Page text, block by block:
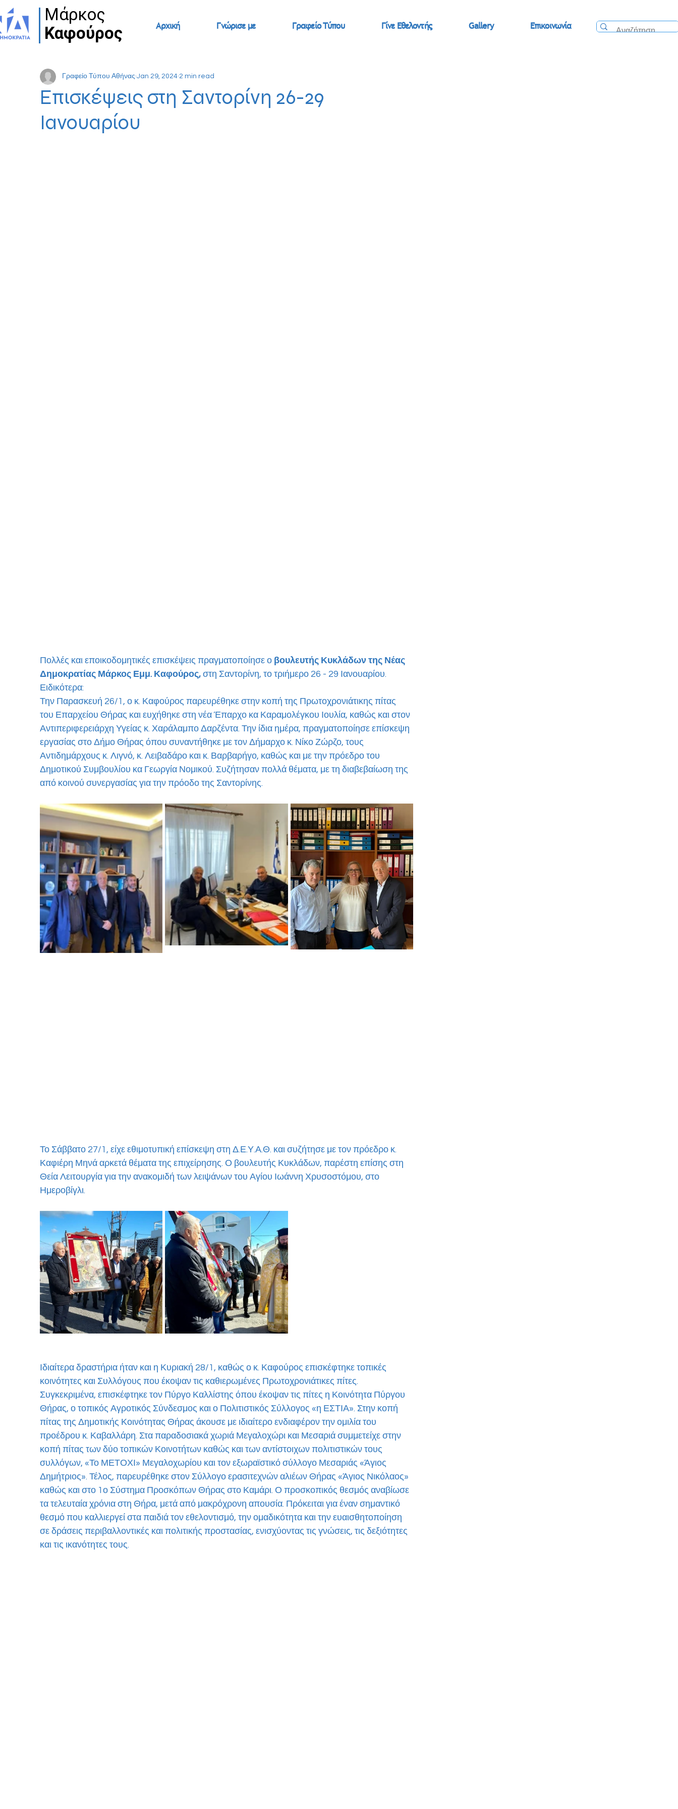
Μάρκος
Μάρκος
Καφούρος
Καφούρος Αρχική Γνώρισε με Γραφείο Τύπου Γίνε Εθελοντής Gallery Επικοινωνία
Επισκέψεις στη Σαντορίνη 26-29
Ιανουαρίου
Γραφείο Τύπου Αθήνας Jan 29, 2024 2 min read
Πολλές και εποικοδομητικές επισκέψεις πραγματοποίησε ο βουλευτής Κυκλάδων της Νέας
Δημοκρατίας Μάρκος Εμμ. Καφούρος, στη Σαντορίνη, το τριήμερο 26 - 29 Ιανουαρίου.
Ειδικότερα:
Την Παρασκευή 26/1, ο κ. Καφούρος παρευρέθηκε στην κοπή της Πρωτοχρονιάτικης πίτας
του Επαρχείου Θήρας και ευχήθηκε στη νέα Έπαρχο κα Καραμολέγκου Ιουλία, καθώς και στον
Αντιπεριφερειάρχη Υγείας κ. Χαράλαμπο Δαρζέντα. Την ίδια ημέρα, πραγματοποίησε επίσκεψη
εργασίας στο Δήμο Θήρας όπου συναντήθηκε με τον Δήμαρχο κ. Νίκο Ζώρζο, τους
Αντιδημάρχους κ. Λιγνό, κ. Λειβαδάρο και κ. Βαρβαρήγο, καθώς και με την πρόεδρο του
Δημοτικού Συμβουλίου κα Γεωργία Νομικού. Συζήτησαν πολλά θέματα, με τη διαβεβαίωση της
από κοινού συνεργασίας για την πρόοδο της Σαντορίνης.
Το Σάββατο 27/1, είχε εθιμοτυπική επίσκεψη στη Δ.Ε.Υ.Α.Θ. και συζήτησε με τον πρόεδρο κ.
Καφιέρη Μηνά αρκετά θέματα της επιχείρησης. Ο βουλευτής Κυκλάδων, παρέστη επίσης στη
Θεία Λειτουργία για την ανακομιδή των λειψάνων του Αγίου Ιωάννη Χρυσοστόμου, στο
Ημεροβίγλι.
Ιδιαίτερα δραστήρια ήταν και η Κυριακή 28/1, καθώς ο κ. Καφούρος επισκέφτηκε τοπικές
κοινότητες και Συλλόγους που έκοψαν τις καθιερωμένες Πρωτοχρονιάτικες πίτες.
Συγκεκριμένα, επισκέφτηκε τον Πύργο Καλλίστης όπου έκοψαν τις πίτες η Κοινότητα Πύργου
Θήρας, ο τοπικός Αγροτικός Σύνδεσμος και ο Πολιτιστικός Σύλλογος «η ΕΣΤΙΑ». Στην κοπή
πίτας της Δημοτικής Κοινότητας Θήρας άκουσε με ιδιαίτερο ενδιαφέρον την ομιλία του
προέδρου κ. Καβαλλάρη. Στα παραδοσιακά χωριά Μεγαλοχώρι και Μεσαριά συμμετείχε στην
κοπή πίτας των δύο τοπικών Κοινοτήτων καθώς και των αντίστοιχων πολιτιστικών τους
συλλόγων, «Το ΜΕΤΟΧΙ» Μεγαλοχωρίου και τον εξωραϊστικό σύλλογο Μεσαριάς «Άγιος
Δημήτριος». Τέλος, παρευρέθηκε στον Σύλλογο ερασιτεχνών αλιέων Θήρας «Άγιος Νικόλαος»
καθώς και στο 1ο Σύστημα Προσκόπων Θήρας στο Καμάρι. Ο προσκοπικός θεσμός αναβίωσε
τα τελευταία χρόνια στη Θήρα, μετά από μακρόχρονη απουσία. Πρόκειται για έναν σημαντικό
θεσμό που καλλιεργεί στα παιδιά τον εθελοντισμό, την ομαδικότητα και την ευαισθητοποίηση
σε δράσεις περιβαλλοντικές και πολιτικής προστασίας, ενισχύοντας τις γνώσεις, τις δεξιότητες
και τις ικανότητες τους.